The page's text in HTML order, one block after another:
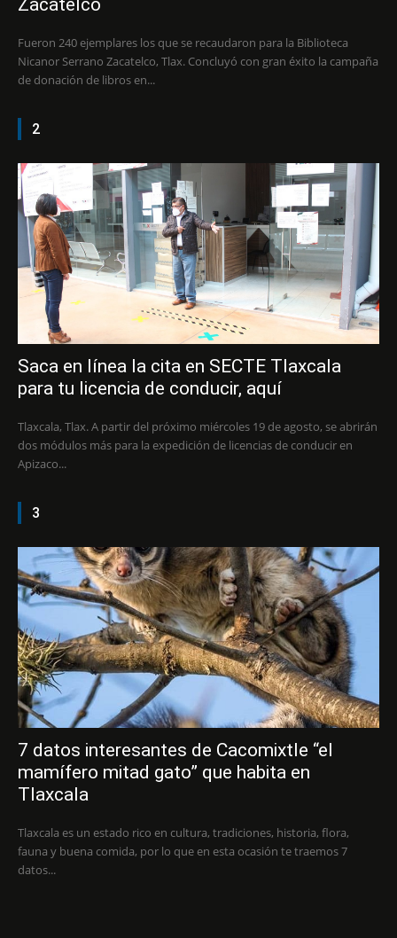
Fueron 240 ejemplares los que se recaudaron para la Biblioteca
Nicanor Serrano Zacatelco, Tlax. Concluyó con gran éxito la campaña
de donación de libros en...
2
Saca en línea la cita en SECTE Tlaxcala
para tu licencia de conducir, aquí
Tlaxcala, Tlax. A partir del próximo miércoles 19 de agosto, se abrirán
dos módulos más para la expedición de licencias de conducir en
Apizaco...
3
7 datos interesantes de Cacomixtle “el
mamífero mitad gato” que habita en
Tlaxcala
Tlaxcala es un estado rico en cultura, tradiciones, historia, flora,
fauna y buena comida, por lo que en esta ocasión te traemos 7
datos...